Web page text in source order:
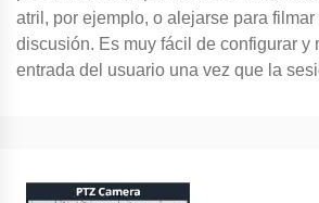
atril, por ejemplo, o alejarse para
discusión. Es muy fácil de configurar y
entrada del usuario una vez que la